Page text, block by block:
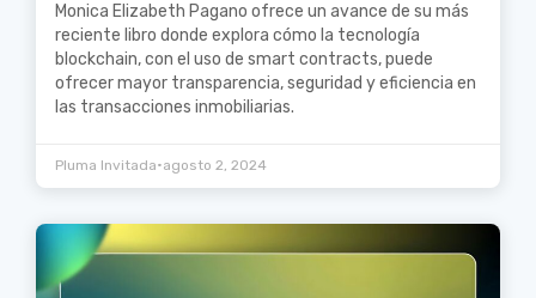
Monica Elizabeth Pagano ofrece un avance de su más
reciente libro donde explora cómo la tecnología
blockchain, con el uso de smart contracts, puede
ofrecer mayor transparencia, seguridad y eficiencia en
las transacciones inmobiliarias.
Pluma Invitada•agosto 2, 2024